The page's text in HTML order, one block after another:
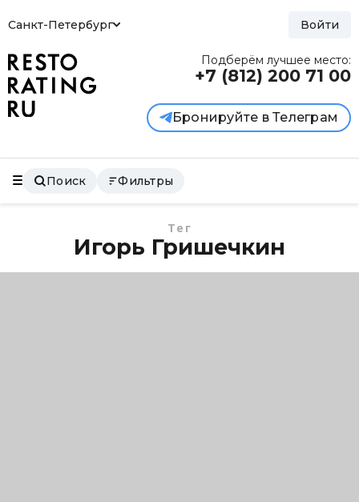
Санкт-Петербург Войти
Подберём лучшее место:
+7 (812) 200 71 00
Бронируйте в Телеграм
Поиск Фильтры
Тег
Игорь Гришечкин